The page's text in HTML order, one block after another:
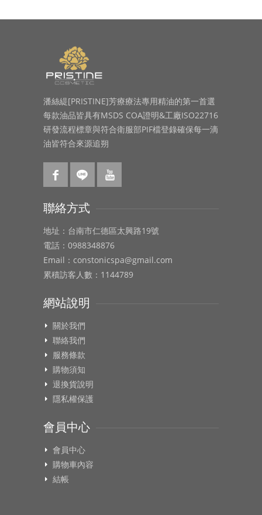
潘絲緹[PRISTINE]芳療療法專用精油的第一首選
每款油品皆具有MSDS COA證明&工廠ISO22716
研發流程標章與符合衛服部PIF檔登錄確保每一滴
油皆符合來源追朔
聯絡方式
地址：台南市仁德區太興路19號
電話：0988348876
Email：constonicspa@gmail.com
累積訪客人數：1144789
網站說明
關於我們
聯絡我們
服務條款
購物須知
退換貨說明
隱私權保護
會員中心
會員中心
購物車內容
結帳